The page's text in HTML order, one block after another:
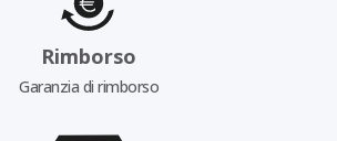
Rimborso
Garanzia di rimborso